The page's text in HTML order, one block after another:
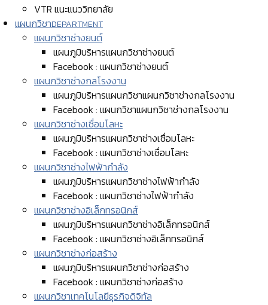
VTR แนะแนววิทยาลัย
แผนกวิชาDEPARTMENT
แผนกวิชาช่างยนต์
แผนภูมิบริหารแผนกวิชาช่างยนต์
Facebook : แผนกวิชาช่างยนต์
แผนกวิชาช่างกลโรงงาน
แผนภูมิบริหารแผนกวิชาแผนกวิชาช่างกลโรงงาน
Facebook : แผนกวิชาแผนกวิชาช่างกลโรงงาน
แผนกวิชาช่างเชื่อมโลหะ
แผนภูมิบริหารแผนกวิชาช่างเชื่อมโลหะ
Facebook : แผนกวิชาช่างเชื่อมโลหะ
แผนกวิชาช่างไฟฟ้ากำลัง
แผนภูมิบริหารแผนกวิชาช่างไฟฟ้ากำลัง
Facebook : แผนกวิชาช่างไฟฟ้ากำลัง
แผนกวิชาช่างอิเล็กทรอนิกส์
แผนภูมิบริหารแผนกวิชาช่างอิเล็กทรอนิกส์
Facebook : แผนกวิชาช่างอิเล็กทรอนิกส์
แผนกวิชาช่างก่อสร้าง
แผนภูมิบริหารแผนกวิชาช่างก่อสร้าง
Facebook : แผนกวิชาช่างก่อสร้าง
แผนกวิชาเทคโนโลยีธุรกิจดิจิทัล